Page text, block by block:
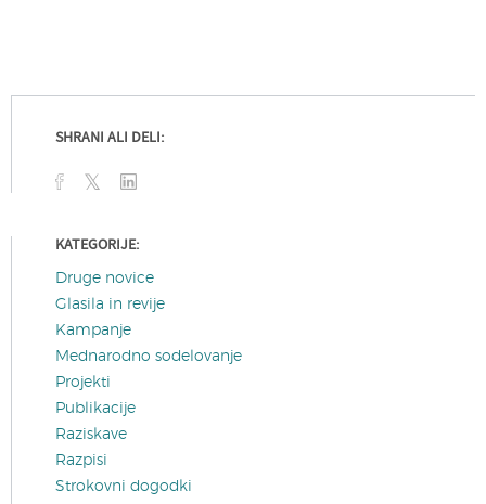
SHRANI ALI DELI:
KATEGORIJE:
Druge novice
Glasila in revije
Kampanje
Mednarodno sodelovanje
Projekti
Publikacije
Raziskave
Razpisi
Strokovni dogodki